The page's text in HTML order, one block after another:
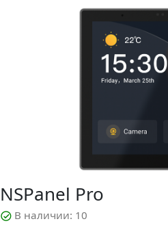
NSPanel Pro
В наличии: 10